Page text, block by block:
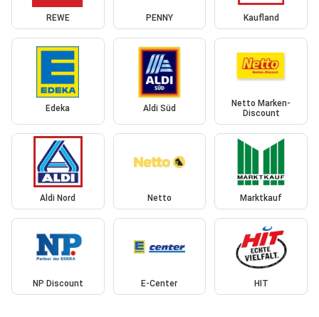
REWE PENNY Kaufland
Edeka Aldi Süd
Netto Marken-
Discount
Aldi Nord Netto Marktkauf
NP Discount E-Center HIT